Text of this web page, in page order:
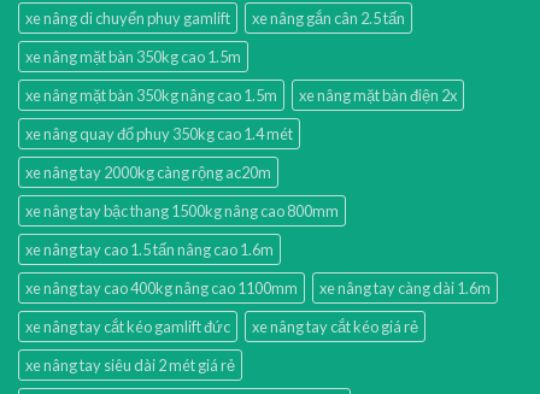
xe nâng di chuyển phuy gamlift
xe nâng gắn cân 2.5 tấn
xe nâng mặt bàn 350kg cao 1.5m
xe nâng mặt bàn 350kg nâng cao 1.5m
xe nâng mặt bàn điện 2x
xe nâng quay đổ phuy 350kg cao 1.4 mét
xe nâng tay 2000kg càng rộng ac20m
xe nâng tay bậc thang 1500kg nâng cao 800mm
xe nâng tay cao 1.5 tấn nâng cao 1.6m
xe nâng tay cao 400kg nâng cao 1100mm
xe nâng tay càng dài 1.6m
xe nâng tay cắt kéo gamlift đức
xe nâng tay cắt kéo giá rẻ
xe nâng tay siêu dài 2 mét giá rẻ